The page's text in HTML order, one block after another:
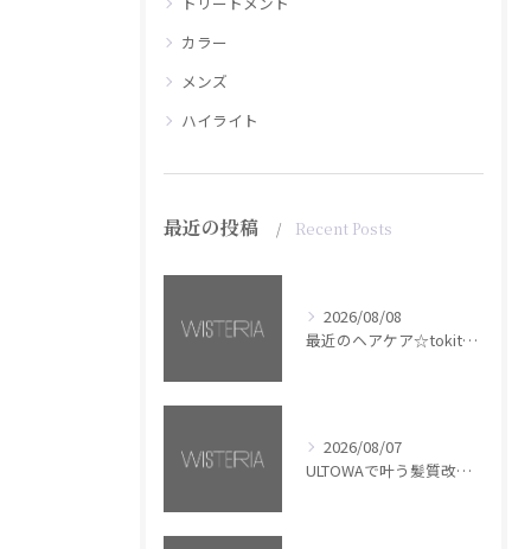
カラー
メンズ
ハイライト
最近の投稿 Recent Posts
2026/08/08
最近のヘアケア☆tokita【銀座・美容室WISTERIA】
2026/08/07
ULTOWAで叶う髪質改善美髪カラー【銀座・美容室WISTERIA】